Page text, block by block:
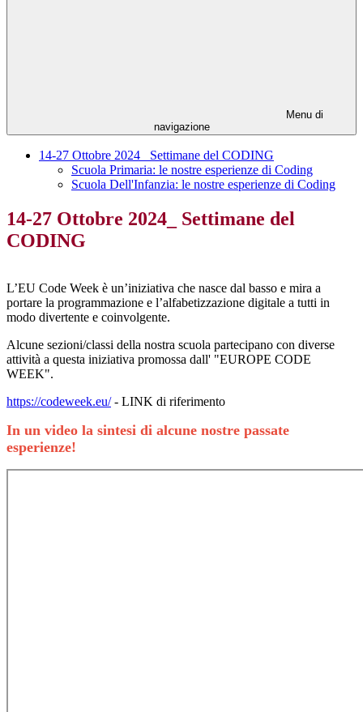
Menu di
navigazione
14-27 Ottobre 2024_ Settimane del CODING
Scuola Primaria: le nostre esperienze di Coding
Scuola Dell'Infanzia: le nostre esperienze di Coding
14-27 Ottobre 2024_ Settimane del
CODING
L’EU Code Week è un’iniziativa che nasce dal basso e mira a
portare la programmazione e l’alfabetizzazione digitale a tutti in
modo divertente e coinvolgente.
Alcune sezioni/classi della nostra scuola partecipano con diverse
attività a questa iniziativa promossa dall' "EUROPE CODE
WEEK".
https://codeweek.eu/- LINK di riferimento
In un video la sintesi di alcune nostre passate
esperienze!